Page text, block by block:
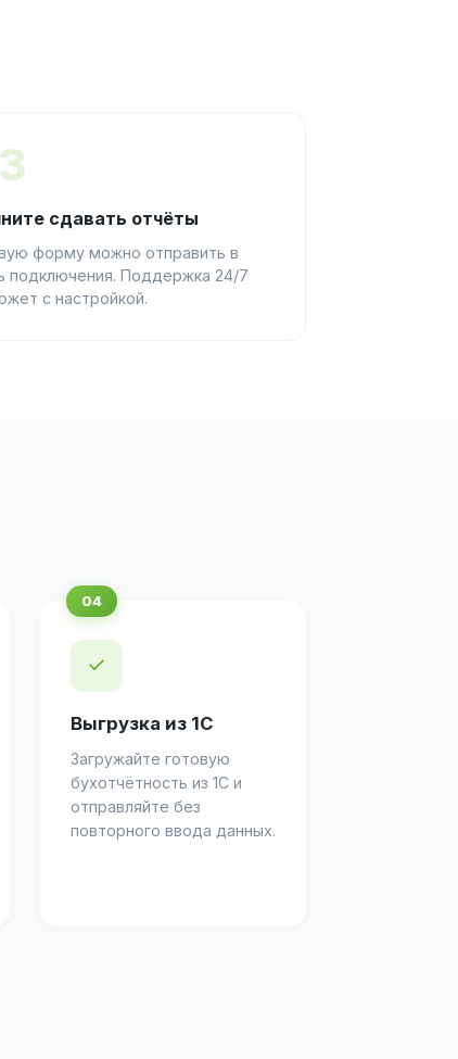
сдавать отчёты
форму можно отправить в
подключения. Поддержка 24/7
с настройкой.
✓
Выгрузка из 1С
Загружайте готовую
бухотчётность из 1С и
отправляйте без
повторного ввода данных.